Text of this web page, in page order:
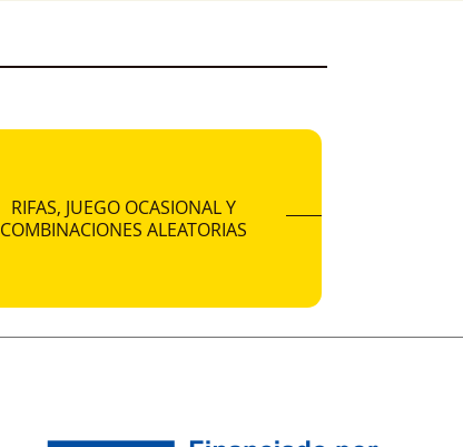
RIFAS, JUEGO OCASIONAL Y
COMBINACIONES ALEATORIAS